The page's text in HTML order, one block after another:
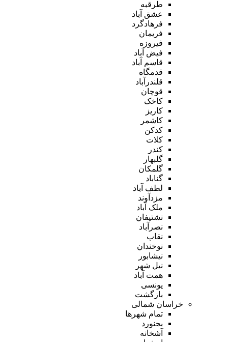
طرقبه
عشق آباد
فرهادگرد
فریمان
فیروزه
فیض آباد
قاسم آباد
قدمگاه
قلندرآباد
قوچان
کاخک
کاریز
کاشمر
کدکن
کلات
کندر
گلبهار
گلمکان
گناباد
لطف آباد
مزدآوند
ملک آباد
نشتیفان
نصرآباد
نقاب
نوخندان
نیشابور
نیل شهر
همت آباد
یونسی
بازگشت
خراسان شمالی
تمام شهر‌ها
بجنورد
آشخانه